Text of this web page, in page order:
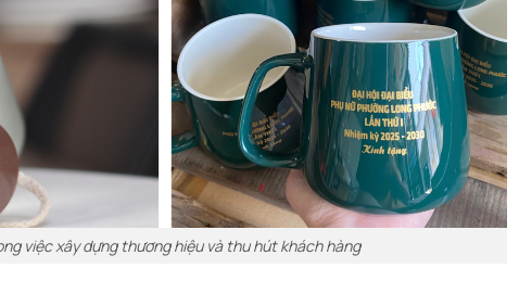
việc xây dựng thương hiệu và thu hút khách hàng